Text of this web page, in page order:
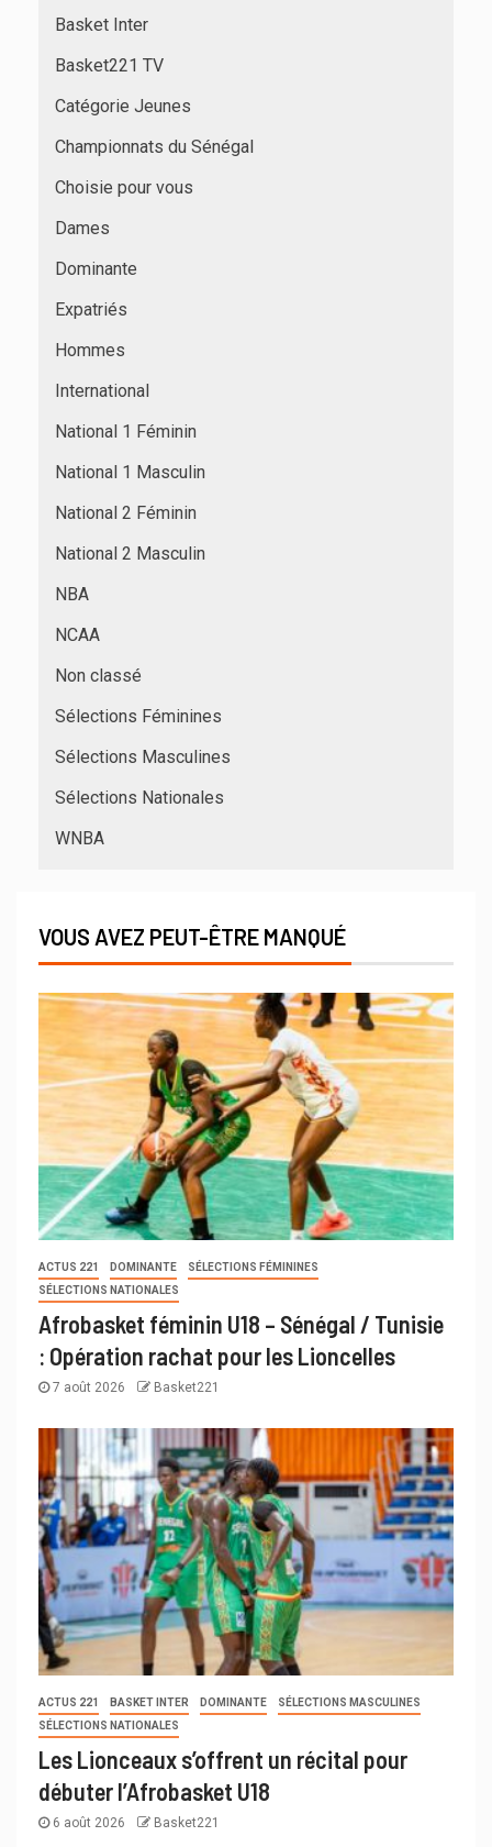
Basket Inter
Basket221 TV
Catégorie Jeunes
Championnats du Sénégal
Choisie pour vous
Dames
Dominante
Expatriés
Hommes
International
National 1 Féminin
National 1 Masculin
National 2 Féminin
National 2 Masculin
NBA
NCAA
Non classé
Sélections Féminines
Sélections Masculines
Sélections Nationales
WNBA
VOUS AVEZ PEUT-ÊTRE MANQUÉ
ACTUS 221 DOMINANTE
SÉLECTIONS FÉMININES
SÉLECTIONS NATIONALES
Afrobasket féminin U18 – Sénégal / Tunisie
: Opération rachat pour les Lioncelles
7 août 2026 Basket221
ACTUS 221 BASKET INTER DOMINANTE
SÉLECTIONS MASCULINES
SÉLECTIONS NATIONALES
Les Lionceaux s’offrent un récital pour
débuter l’Afrobasket U18
6 août 2026 Basket221